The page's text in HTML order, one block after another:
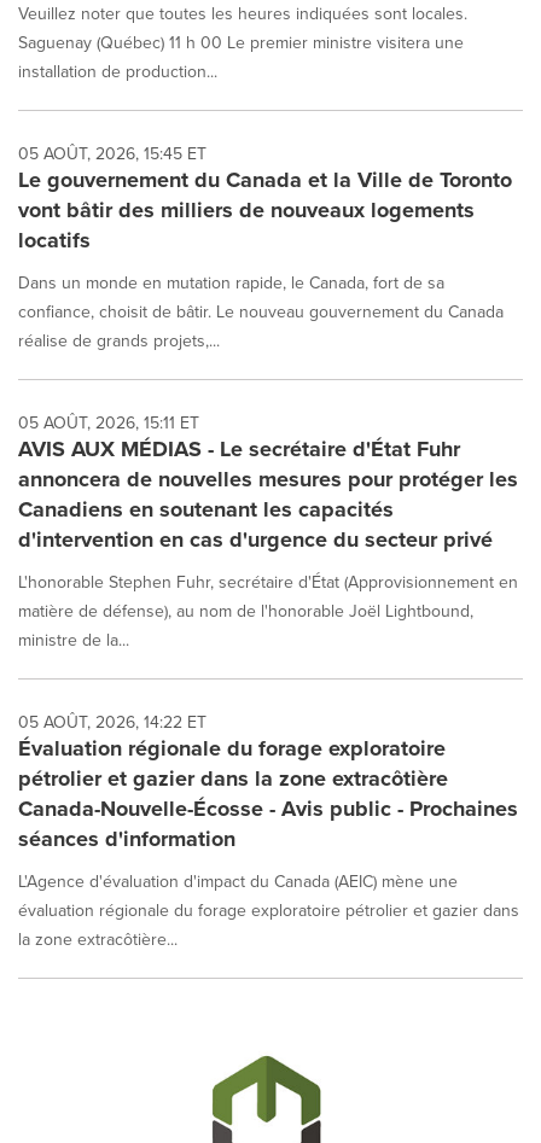
Veuillez noter que toutes les heures indiquées sont locales.
Saguenay (Québec) 11 h 00 Le premier ministre visitera une
installation de production...
05 AOÛT, 2026, 15:45 ET
Le gouvernement du Canada et la Ville de Toronto
vont bâtir des milliers de nouveaux logements
locatifs
Dans un monde en mutation rapide, le Canada, fort de sa
confiance, choisit de bâtir. Le nouveau gouvernement du Canada
réalise de grands projets,...
05 AOÛT, 2026, 15:11 ET
AVIS AUX MÉDIAS - Le secrétaire d'État Fuhr
annoncera de nouvelles mesures pour protéger les
Canadiens en soutenant les capacités
d'intervention en cas d'urgence du secteur privé
L'honorable Stephen Fuhr, secrétaire d'État (Approvisionnement en
matière de défense), au nom de l'honorable Joël Lightbound,
ministre de la...
05 AOÛT, 2026, 14:22 ET
Évaluation régionale du forage exploratoire
pétrolier et gazier dans la zone extracôtière
Canada-Nouvelle-Écosse - Avis public - Prochaines
séances d'information
L'Agence d'évaluation d'impact du Canada (AEIC) mène une
évaluation régionale du forage exploratoire pétrolier et gazier dans
la zone extracôtière...